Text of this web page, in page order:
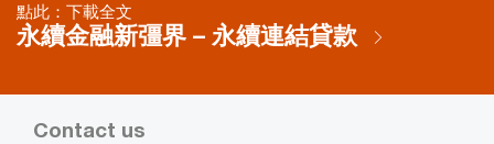
點此：下載全文
永續金融新彊界 – 永續連結貸款
Contact us